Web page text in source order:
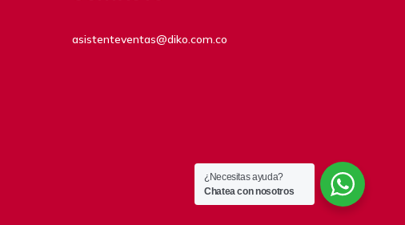
asistenteventas@diko.com.co
¿Necesitas ayuda?
Chatea con nosotros